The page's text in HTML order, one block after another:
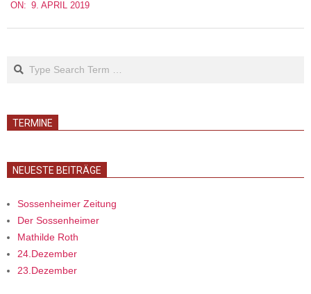
04-
09
ON: 9. APRIL 2019
TERMINE
NEUESTE BEITRÄGE
Sossenheimer Zeitung
Der Sossenheimer
Mathilde Roth
24.Dezember
23.Dezember